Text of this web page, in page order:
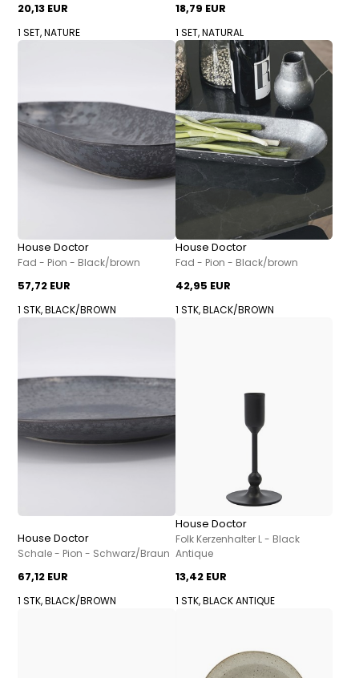
20,13 EUR
1 SET, NATURE
18,79 EUR
1 SET, NATURAL
House Doctor
Fad - Pion - Black/brown
57,72 EUR
1 STK, BLACK/BROWN
House Doctor
Fad - Pion - Black/brown
42,95 EUR
1 STK, BLACK/BROWN
House Doctor
Schale - Pion - Schwarz/Braun
67,12 EUR
1 STK, BLACK/BROWN
House Doctor
Folk Kerzenhalter L - Black
Antique
13,42 EUR
1 STK, BLACK ANTIQUE